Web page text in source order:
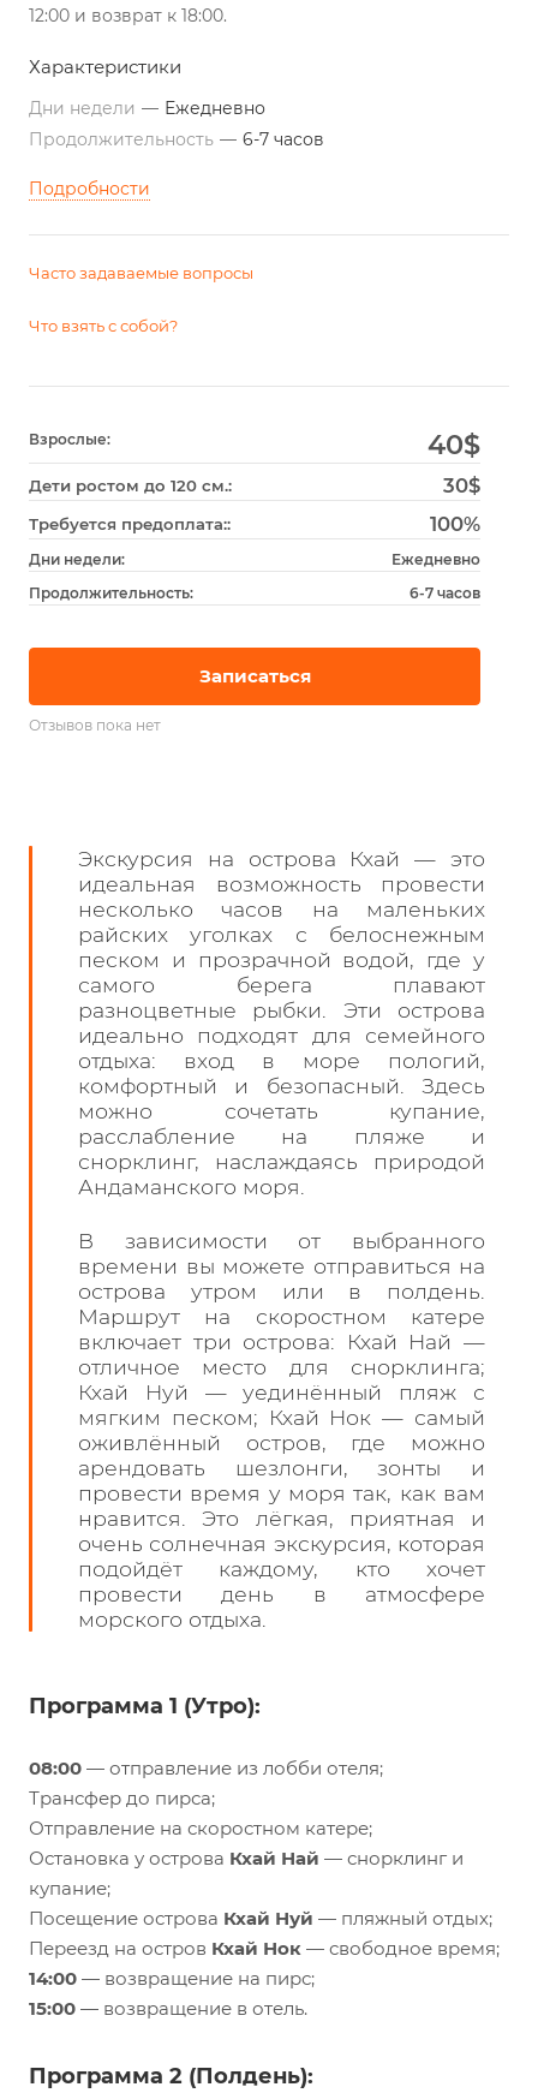
12:00 и возврат к 18:00.
Характеристики
Дни недели — Ежедневно
Продолжительность — 6-7 часов
Подробности
Часто задаваемые вопросы
Что взять с собой?
Взрослые: 40$
Дети ростом до 120 см.: 30$
Требуется предоплата:: 100%
Дни недели:
Ежедневно
Продолжительность:
6-7 часов
Записаться
Отзывов пока нет
Экскурсия на острова Кхай — это
идеальная возможность провести
несколько часов на маленьких
райских уголках с белоснежным
песком и прозрачной водой, где у
самого берега плавают
разноцветные рыбки. Эти острова
идеально подходят для семейного
отдыха: вход в море пологий,
комфортный и безопасный. Здесь
можно сочетать купание,
расслабление на пляже и
снорклинг, наслаждаясь природой
Андаманского моря.
В зависимости от выбранного
времени вы можете отправиться на
острова утром или в полдень.
Маршрут на скоростном катере
включает три острова: Кхай Най —
отличное место для снорклинга;
Кхай Нуй — уединённый пляж с
мягким песком; Кхай Нок — самый
оживлённый остров, где можно
арендовать шезлонги, зонты и
провести время у моря так, как вам
нравится. Это лёгкая, приятная и
очень солнечная экскурсия, которая
подойдёт каждому, кто хочет
провести день в атмосфере
морского отдыха.
Программа 1 (Утро):
08:00 — отправление из лобби отеля;
Трансфер до пирса;
Отправление на скоростном катере;
Остановка у острова Кхай Най — снорклинг и
купание;
Посещение острова Кхай Нуй — пляжный отдых;
Переезд на остров Кхай Нок — свободное время;
14:00 — возвращение на пирс;
15:00 — возвращение в отель.
Программа 2 (Полдень):